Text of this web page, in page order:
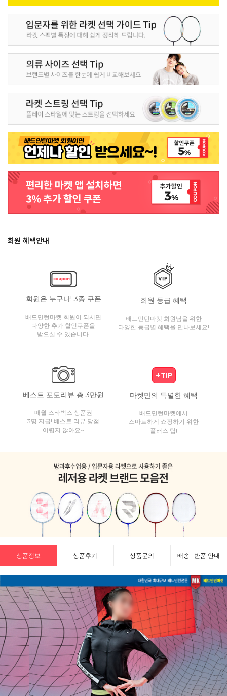
회원 혜택안내
회원은 누구나! 3종 쿠폰
배드민턴마켓 회원이 되시면
다양한 추가 할인쿠폰을
받으실 수 있습니다.
회원 등급 혜택
배드민턴마켓 회원님을 위한
다양한 등급별 혜택을 만나보세요!
베스트 포토리뷰 총 3만원
매월 스타벅스 상품권
3명 지급! 베스트 리뷰 당첨
어렵지 않아요~
마켓만의 특별한 혜택
배드민턴마켓에서
스마트하게 쇼핑하기 위한
플러스 팁!
상품정보 상품후기 상품문의 배송 · 반품 안내